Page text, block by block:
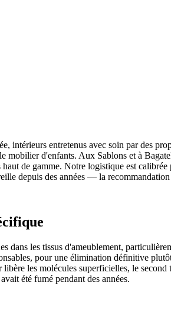
entretenus avec soin par des
mobilier d'enfants. Aux Sablons et à
de gamme. Notre logistique est
depuis des années — la
les tissus d'ameublement,
pour une élimination définitive
les molécules superficielles, le
été fumé pendant des années.